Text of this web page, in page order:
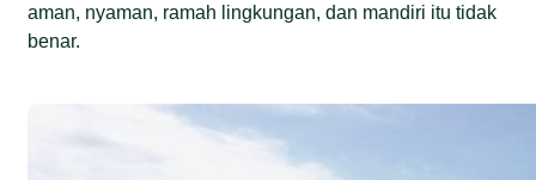
aman, nyaman, ramah lingkungan, dan mandiri itu tidak
benar.